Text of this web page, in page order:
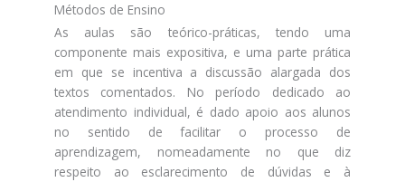
Métodos de Ensino
As aulas são teórico-práticas, tendo uma
componente mais expositiva, e uma parte prática
em que se incentiva a discussão alargada dos
textos comentados. No período dedicado ao
atendimento individual, é dado apoio aos alunos
no sentido de facilitar o processo de
aprendizagem, nomeadamente no que diz
respeito ao esclarecimento de dúvidas e à